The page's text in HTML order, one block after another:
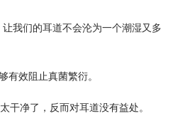
我们的耳道不会沦为一个潮湿又多
有效阻止真菌繁衍。
干净了，反而对耳道没有益处。